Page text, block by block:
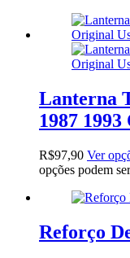
Lanterna
1987
R$97,90 Ver
opções podem
Reforço